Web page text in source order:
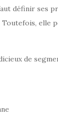
définir ses
elle
de